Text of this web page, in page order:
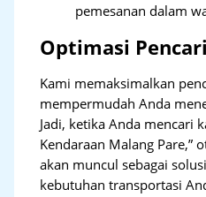
pemesanan dalam
Optimasi
Kami memaksimalkan
mempermudah Anda
Jadi, ketika Anda mencari
Kendaraan Malang Pare,”
akan muncul sebagai
kebutuhan transportasi